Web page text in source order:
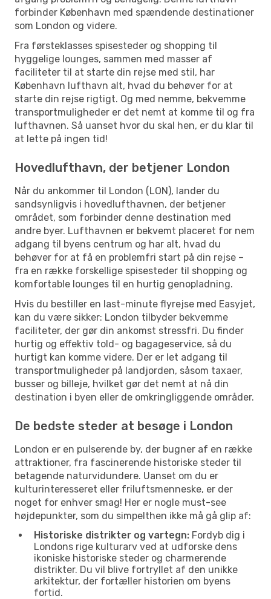
forbinder København med spændende destinationer
som London og videre.
Fra førsteklasses spisesteder og shopping til
hyggelige lounges, sammen med masser af
faciliteter til at starte din rejse med stil, har
København lufthavn alt, hvad du behøver for at
starte din rejse rigtigt. Og med nemme, bekvemme
transportmuligheder er det nemt at komme til og fra
lufthavnen. Så uanset hvor du skal hen, er du klar til
at lette på ingen tid!
Hovedlufthavn, der betjener London
Når du ankommer til London (LON), lander du
sandsynligvis i hovedlufthavnen, der betjener
området, som forbinder denne destination med
andre byer. Lufthavnen er bekvemt placeret for nem
adgang til byens centrum og har alt, hvad du
behøver for at få en problemfri start på din rejse –
fra en række forskellige spisesteder til shopping og
komfortable lounges til en hurtig genopladning.
Hvis du bestiller en last-minute flyrejse med Easyjet,
kan du være sikker: London tilbyder bekvemme
faciliteter, der gør din ankomst stressfri. Du finder
hurtig og effektiv told- og bagageservice, så du
hurtigt kan komme videre. Der er let adgang til
transportmuligheder på landjorden, såsom taxaer,
busser og billeje, hvilket gør det nemt at nå din
destination i byen eller de omkringliggende områder.
De bedste steder at besøge i London
London er en pulserende by, der bugner af en række
attraktioner, fra fascinerende historiske steder til
betagende naturvidundere. Uanset om du er
kulturinteresseret eller friluftsmenneske, er der
noget for enhver smag! Her er nogle must-see
højdepunkter, som du simpelthen ikke må gå glip af:
Historiske distrikter og vartegn: Fordyb dig i
Londons rige kulturarv ved at udforske dens
ikoniske historiske steder og charmerende
distrikter. Du vil blive fortryllet af den unikke
arkitektur, der fortæller historien om byens
fortid.